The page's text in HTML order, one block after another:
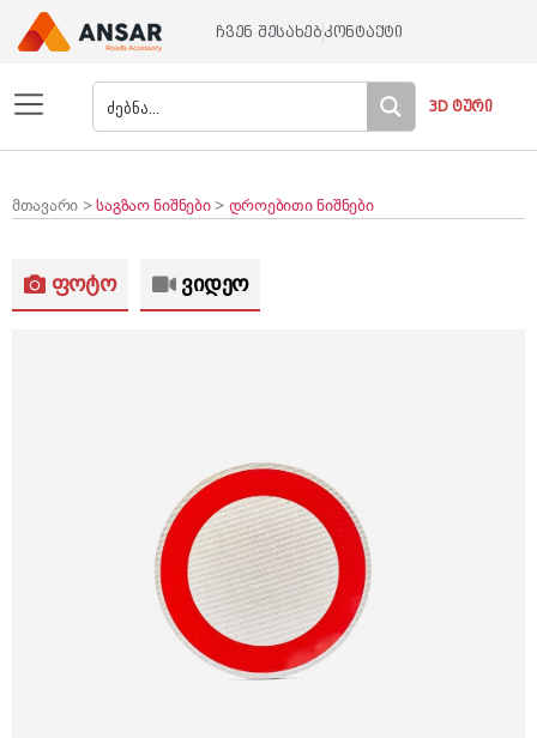
ჩვენ შესახებ კონტაქტი
3D ტური
მთავარი >საგზაო ნიშნები> დროებითი ნიშნები
ფოტო ვიდეო